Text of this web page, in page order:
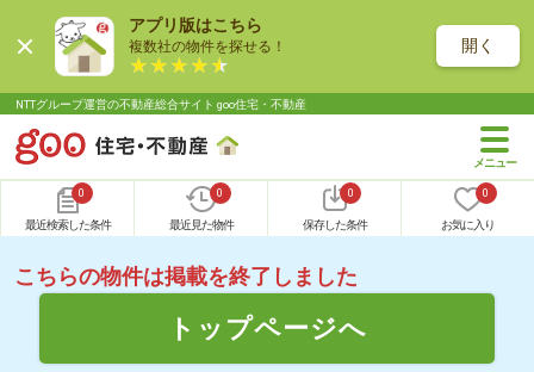
アプリ版はこちら
複数社の物件を探せる！ 開く
NTTグループ運営の不動産総合サイト goo住宅・不動産
0
最近検索した条件
0
最近見た物件
0
保存した条件
0
お気に入り
こちらの物件は掲載を終了しました
トップページへ